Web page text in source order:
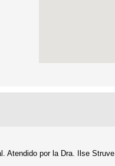
Atendido por la Dra. Ilse Struve.